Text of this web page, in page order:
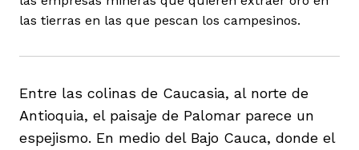
las tierras en las que pescan los campesinos.
Entre las colinas de Caucasia, al norte de
Antioquia, el paisaje de Palomar parece un
espejismo. En medio del Bajo Cauca, donde el
Ana